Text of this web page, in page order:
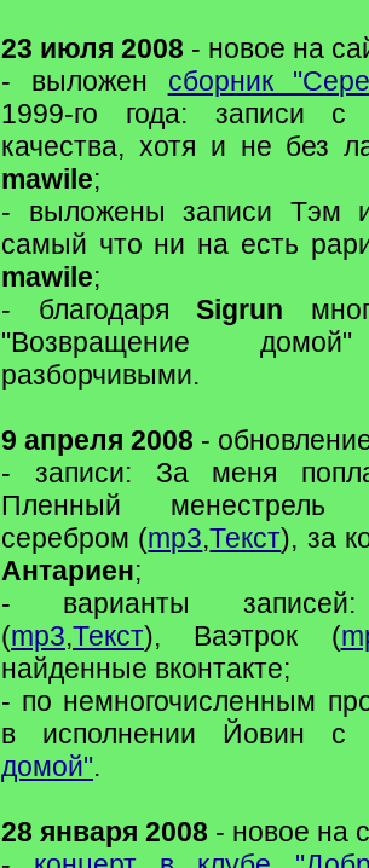
23 июля 2008 - новое на
- выложен сборник
1999-го года: записи с
качества, хотя и не без
mawile;
- выложены записи
самый что ни на есть
mawile;
- благодаря Sigrun
"Возвращение
разборчивыми.
9 апреля 2008 -
- записи: За меня
Пленный менестрель
серебром (mp3,Текст), за
Антариен;
- варианты записей:
(mp3,Текст), Ваэтрок (
найденные вконтакте;
- по немногочисленным
в исполнении Йовин
домой".
28 января 2008 - новое на